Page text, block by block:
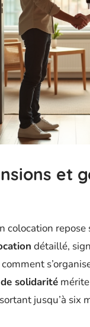
et
colocation
détaillé,
solidarité
jusqu’à six